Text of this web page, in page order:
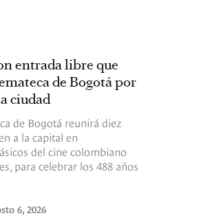
entrada libre que
de Bogotá por
ciudad
de Bogotá reunirá diez
a la capital en
del cine colombiano
para celebrar los 488 años
6, 2026